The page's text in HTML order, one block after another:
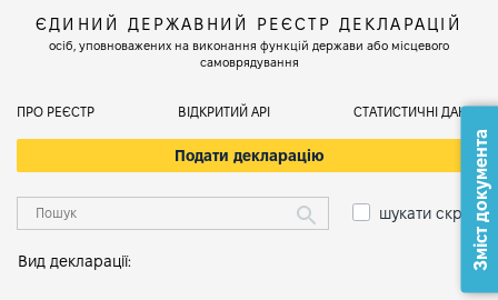
ЄДИНИЙ ДЕРЖАВНИЙ РЕЄСТР ДЕКЛАРАЦІЙ
осіб, уповноважених на виконання функцій держави або місцевого
самоврядування
ПРО РЕЄСТР ВІДКРИТИЙ АРІ СТАТИСТИЧНІ ДАНІ
Подати декларацію
шукати скрізь
Вид декларації: Зміст документа